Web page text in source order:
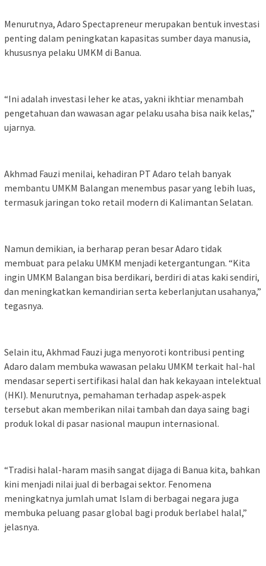
Menurutnya, Adaro Spectapreneur merupakan bentuk investasi
penting dalam peningkatan kapasitas sumber daya manusia,
khususnya pelaku UMKM di Banua.
“Ini adalah investasi leher ke atas, yakni ikhtiar menambah
pengetahuan dan wawasan agar pelaku usaha bisa naik kelas,”
ujarnya.
Akhmad Fauzi menilai, kehadiran PT Adaro telah banyak
membantu UMKM Balangan menembus pasar yang lebih luas,
termasuk jaringan toko retail modern di Kalimantan Selatan.
Namun demikian, ia berharap peran besar Adaro tidak
membuat para pelaku UMKM menjadi ketergantungan. “Kita
ingin UMKM Balangan bisa berdikari, berdiri di atas kaki sendiri,
dan meningkatkan kemandirian serta keberlanjutan usahanya,”
tegasnya.
Selain itu, Akhmad Fauzi juga menyoroti kontribusi penting
Adaro dalam membuka wawasan pelaku UMKM terkait hal-hal
mendasar seperti sertifikasi halal dan hak kekayaan intelektual
(HKI). Menurutnya, pemahaman terhadap aspek-aspek
tersebut akan memberikan nilai tambah dan daya saing bagi
produk lokal di pasar nasional maupun internasional.
“Tradisi halal-haram masih sangat dijaga di Banua kita, bahkan
kini menjadi nilai jual di berbagai sektor. Fenomena
meningkatnya jumlah umat Islam di berbagai negara juga
membuka peluang pasar global bagi produk berlabel halal,”
jelasnya.